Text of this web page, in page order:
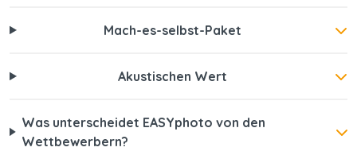
Mach-es-selbst-Paket
Akustischen Wert
Was unterscheidet EASYphoto von den
Wettbewerbern?